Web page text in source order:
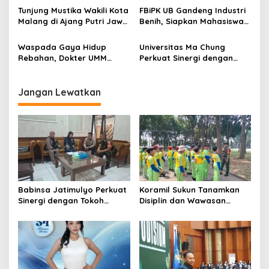
a
i
o
n
Kondusivitas Wilayah Lewat
Komsos
SD Islamic Global School
Tunjung Mustika Wakili Kota
Malang di Ajang Putri Jawa
Beri Dukungan Melalui
Instagram
FBiPK UB Gandeng Industri
Benih, Siapkan Mahasiswa
Waspada Gaya Hidup
Rebahan, Dokter UMM
Universitas Ma Chung
Perkuat Sinergi dengan
Jangan Lewatkan
Babinsa Jatimulyo Perkuat
Sinergi dengan Tokoh
Kondusivitas Wilayah Lewat
Komsos
Koramil Sukun Tanamkan
Disiplin dan Wawasan
SD Islamic Global School